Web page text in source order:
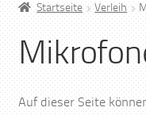
Startseite Verleih
Auf dieser Seite